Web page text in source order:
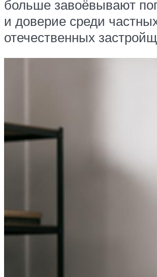
больше завоёвывают
и доверие среди
отечественных